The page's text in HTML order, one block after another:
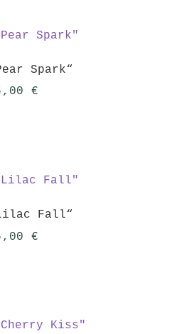
Spark“
€
Fall“
€